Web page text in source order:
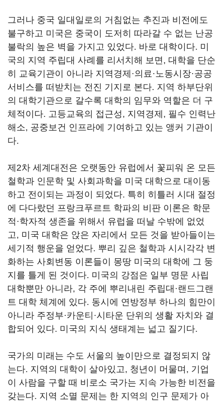
그러나 중국 일대일로의 거침없는 추진과 비전에도
불구하고 미국은 중국이 도저히 따라갈 수 없는 난공
불락의 높은 벽을 가지고 있었다. 바로 대학이다. 미
국의 지역 주립대 사례를 리서치해 보면, 대학을 단순
히 교육기관이 아니라 지역경제·의료·노동시장·공공
서비스를 떠받치는 전진 기지로 본다. 지역 하부단위
의 대학기관으로 갈수록 대학의 임무와 역할은 더 구
체적이다. 고등교육의 접근성, 지역경제, 필수 인력난
해소, 공중보건 인프라에 기여하고 있는 앵커 기관이
다.
제2차 세계대전은 오랫동안 유럽에서 꽃피워 온 모든
철학과 인문학 및 사회과학을 미국 대학으로 대이동
하고 전이되는 과정이 되었다. 특히 히틀러 시대 절정
에 다다랐던 프랑크푸르트 학파의 비판 이론은 학문
적·학자적 생존을 위해서 유럽을 떠날 수밖에 없었
고, 미국 대학은 앉은 자리에서 모든 것을 받아들이는
세기적 행운을 얻었다. 뿌리 깊은 철학과 시시각각 변
화하는 사회변동 이론들이 몽땅 미국의 대학에 그 둥
지를 틀게 된 것이다. 미국의 강점은 일부 명문 사립
대학뿐만 아니라, 각 주에 뿌리내린 주립대·랜드그랜
트 대학 체계에 있다. 동시에 연방정부 하나의 힘만이
아니라 주정부·카운티·시타운 단위의 생활 자치와 결
합되어 있다. 미국의 지식 생태계는 넓고 질기다.
국가의 미래는 수도 서울의 높이만으로 결정되지 않
는다. 지역의 대학이 살아있고, 청년이 머물며, 기업
이 사람을 구할 때 비로소 국가는 지속 가능한 비전을
갖는다. 지역 소멸 문제는 한 지역의 인구 문제가 아